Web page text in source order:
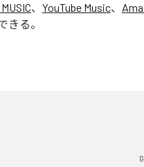
、 YouTube Music、
きる。